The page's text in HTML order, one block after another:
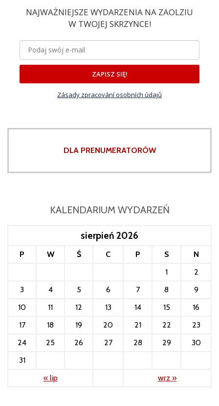
NAJWAŻNIEJSZE WYDARZENIA NA ZAOLZIU
W TWOJEJ SKRZYNCE!
ZAPISZ SIĘ!
Zásady zpracování osobních údajů
DLA PRENUMERATORÓW
KALENDARIUM WYDARZEŃ
sierpień 2026
P W Ś C P S
N
1
2
3
4 5 6 7 8
9
10
11 12 13 14 15
16
17
18 19 20 21 22
23
24
25 26 27 28 29
30
31
« lip
wrz »